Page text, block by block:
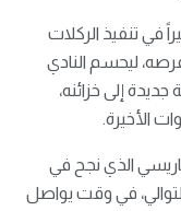
في تنفيذ الركلات
ليحسم النادي
إلى خزائنه،
الأخيرة.
الذي نجح في
في وقت يواصل